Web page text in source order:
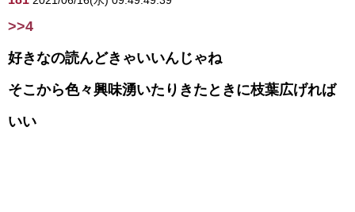
>>4
好きなの読んどきゃいいんじゃね
そこから色々興味湧いたりきたときに枝葉広げれば
いい